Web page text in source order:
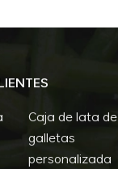
Caja de lata de
galletas
personalizada